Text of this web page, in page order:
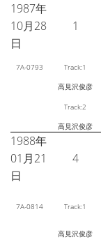
1987年
10月28
日
1
7A-0793 Track:1
高見沢俊彦
Track:2
高見沢俊彦
1988年
01月21
日
4
7A-0814 Track:1
高見沢俊彦